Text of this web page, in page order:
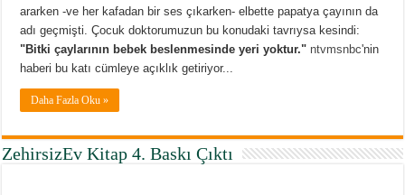
ararken -ve her kafadan bir ses çıkarken- elbette papatya çayının da
adı geçmişti. Çocuk doktorumuzun bu konudaki tavrıysa kesindi:
"Bitki çaylarının bebek beslenmesinde yeri yoktur." ntvmsnbc'nin
haberi bu katı cümleye açıklık getiriyor...
Daha Fazla Oku »
ZehirsizEv Kitap 4. Baskı Çıktı